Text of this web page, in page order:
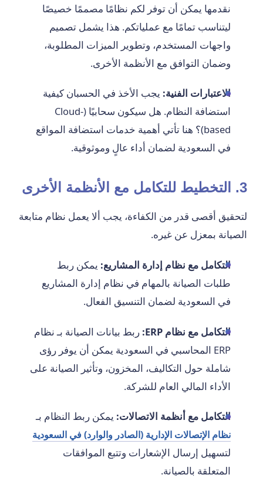
نقدمها يمكن أن توفر لكم نظامًا مصممًا خصيصًا
ليتناسب تمامًا مع عملياتكم. هذا يشمل تصميم
واجهات المستخدم، وتطوير الميزات المطلوبة،
وضمان التوافق مع الأنظمة الأخرى.
الاعتبارات الفنية: يجب الأخذ في الحسبان كيفية
استضافة النظام. هل سيكون سحابيًا (Cloud-
based)؟ هنا تأتي أهمية خدمات استضافة المواقع
في السعودية لضمان أداء عالٍ وموثوقية.
3. التخطيط للتكامل مع الأنظمة الأخرى
لتحقيق أقصى قدر من الكفاءة، يجب ألا يعمل نظام متابعة
الصيانة بمعزل عن غيره.
التكامل مع نظام إدارة المشاريع: يمكن ربط
طلبات الصيانة بالمهام في نظام إدارة المشاريع
في السعودية لضمان التنسيق الفعال.
التكامل مع نظام ERP:
ربط بيانات الصيانة بـ نظام
ERP المحاسبي في السعودية يمكن أن يوفر رؤى
شاملة حول التكاليف، المخزون، وتأثير الصيانة على
الأداء المالي العام للشركة.
التكامل مع أنظمة الاتصالات: يمكن ربط النظام بـ
نظام الإتصالات الإدارية (الصادر والوارد) في السعودية
لتسهيل إرسال الإشعارات وتتبع الموافقات
المتعلقة بالصيانة.